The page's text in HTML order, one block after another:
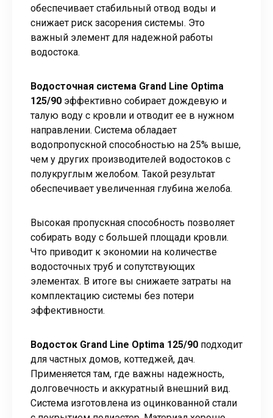
обеспечивает стабильный отвод воды и
снижает риск засорения системы. Это
важный элемент для надежной работы
водостока.
Водосточная система Grand Line Optima
125/90 эффективно собирает дождевую и
талую воду с кровли и отводит ее в нужном
направлении. Система обладает
водопропускной способностью на 25% выше,
чем у других производителей водостоков с
полукруглым желобом. Такой результат
обеспечивает увеличенная глубина желоба.
Высокая пропускная способность позволяет
собирать воду с большей площади кровли.
Что приводит к экономии на количестве
водосточных труб и сопутствующих
элементах. В итоге вы снижаете затраты на
комплектацию системы без потери
эффективности.
Водосток Grand Line Optima 125/90 подходит
для частных домов, коттеджей, дач.
Применяется там, где важны надежность,
долговечность и аккуратный внешний вид.
Система изготовлена из оцинкованной стали